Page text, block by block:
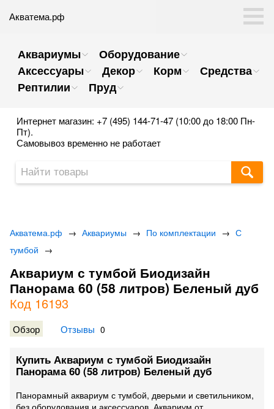
Акватема.рф
Аквариумы
Оборудование
Аксессуары
Декор Корм
Средства
Рептилии
Пруд
Интернет магазин: +7 (495) 144-71-47 (10:00 до 18:00 Пн-
Пт).
Самовывоз временно не работает
Акватема.рф → Аквариумы → По комплектации → С
тумбой →
Аквариум с тумбой Биодизайн
Панорама 60 (58 литров) Беленый дуб
Код 16193
Обзор Отзывы 0
Купить Аквариум с тумбой Биодизайн
Панорама 60 (58 литров) Беленый дуб
Панорамный аквариум с тумбой, дверьми и светильником,
без оборудования и аксессуаров. Аквариум от